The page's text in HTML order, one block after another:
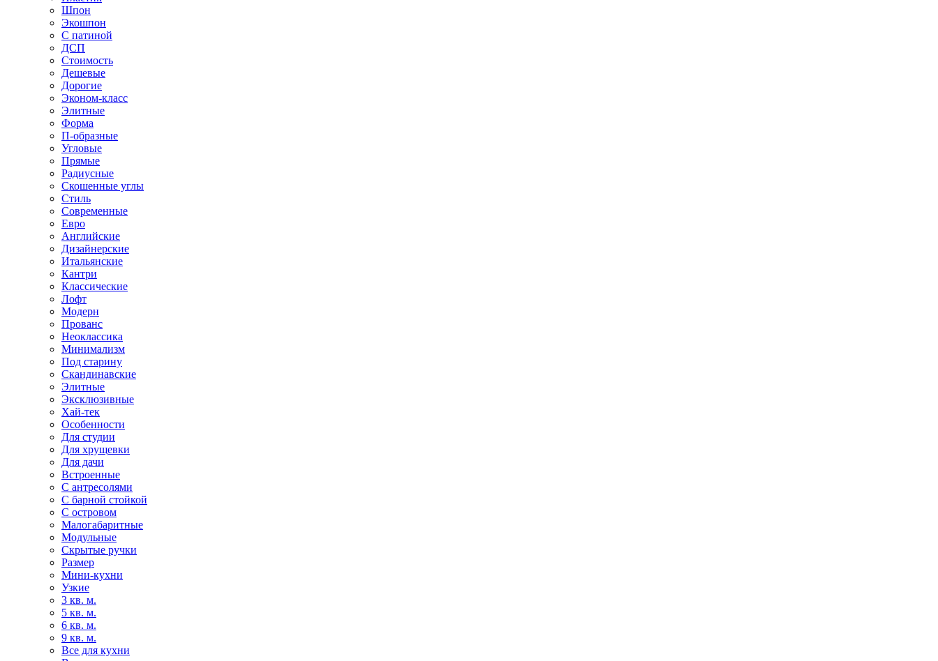
Шпон
Экошпон
С патиной
ДСП
Стоимость
Дешевые
Дорогие
Эконом-класс
Элитные
Форма
П-образные
Угловые
Прямые
Радиусные
Скошенные углы
Стиль
Современные
Евро
Английские
Дизайнерские
Итальянские
Кантри
Классические
Лофт
Модерн
Прованс
Неоклассика
Минимализм
Под старину
Скандинавские
Элитные
Эксклюзивные
Хай-тек
Особенности
Для студии
Для хрущевки
Для дачи
Встроенные
С антресолями
С барной стойкой
С островом
Малогабаритные
Модульные
Скрытые ручки
Размер
Мини-кухни
Узкие
3 кв. м.
5 кв. м.
6 кв. м.
9 кв. м.
Все для кухни